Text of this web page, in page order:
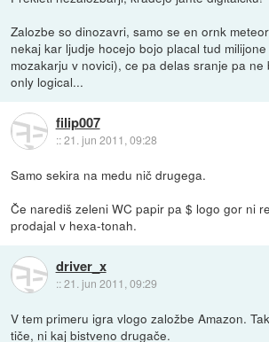
Zalozbe so dinozavri, samo se en ornk
nekaj kar ljudje hocejo bojo placal tud
mozakarju v novici), ce pa delas sranje pa
only logical...
filip007
::21. jun 2011, 09:28
Samo sekira na medu nič drugega.
Če narediš zeleni WC papir pa $ logo gor ni
prodajal v hexa-tonah.
driver_x
::21. jun 2011, 09:29
V tem primeru igra vlogo založbe Amazon.
tiče, ni kaj bistveno drugače.